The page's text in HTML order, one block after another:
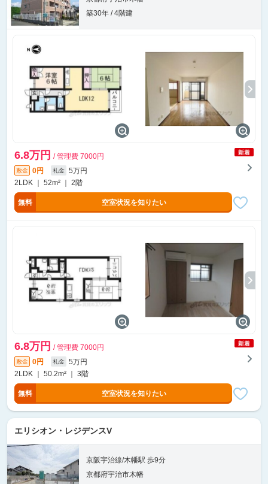
築30年 / 4階建
6.8万円 / 管理費 7000円
敷金 0円 礼金
5万円
2LDK ｜ 52m² ｜ 2階
無料 空室状況を知りたい
6.8万円 / 管理費 7000円
敷金 0円 礼金
5万円
2LDK ｜ 50.2m² ｜ 3階
無料 空室状況を知りたい
エリシオン・レジデンスV
京阪宇治線/木幡駅 歩9分
京都府宇治市木幡